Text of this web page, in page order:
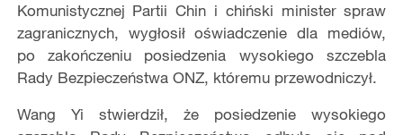
Komunistycznej Partii Chin i chiński minister spraw
zagranicznych, wygłosił oświadczenie dla mediów,
po zakończeniu posiedzenia wysokiego szczebla
Rady Bezpieczeństwa ONZ, któremu przewodniczył.
Wang Yi stwierdził, że posiedzenie wysokiego